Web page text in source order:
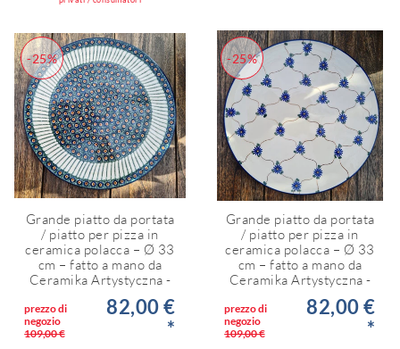
-25%
Grande piatto da portata
/ piatto per pizza in
ceramica polacca – Ø 33
cm – fatto a mano da
Ceramika Artystyczna -
prezzo di
negozio
109,00 €
82,00 €
*
-25%
Grande piatto da portata
/ piatto per pizza in
ceramica polacca – Ø 33
cm – fatto a mano da
Ceramika Artystyczna -
prezzo di
negozio
109,00 €
82,00 €
*